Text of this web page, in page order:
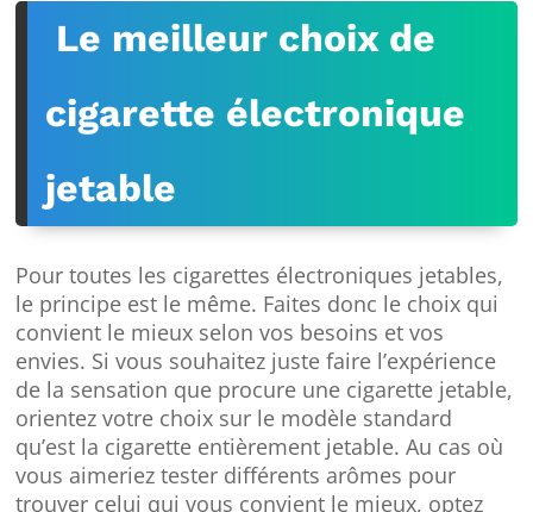
Le meilleur choix de
cigarette électronique
jetable
Pour toutes les cigarettes électroniques jetables,
le principe est le même. Faites donc le choix qui
convient le mieux selon vos besoins et vos
envies. Si vous souhaitez juste faire l’expérience
de la sensation que procure une cigarette jetable,
orientez votre choix sur le modèle standard
qu’est la cigarette entièrement jetable. Au cas où
vous aimeriez tester différents arômes pour
trouver celui qui vous convient le mieux, optez